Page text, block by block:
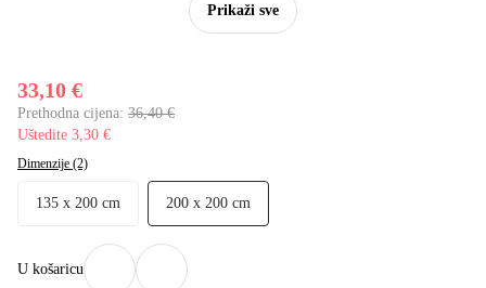
Prikaži sve
33,10 €
Prethodna cijena: 36,40 €
Uštedite 3,30 €
Dimenzije (2)
135 x 200 cm 200 x 200 cm
U košaricu